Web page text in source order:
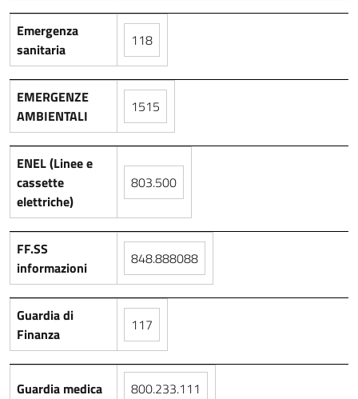
Emergenza
sanitaria
118
EMERGENZE
AMBIENTALI
1515
ENEL (Linee e
cassette
elettriche)
803.500
FF.SS
informazioni
848.888088
Guardia di
Finanza
117
Guardia medica 800.233.111